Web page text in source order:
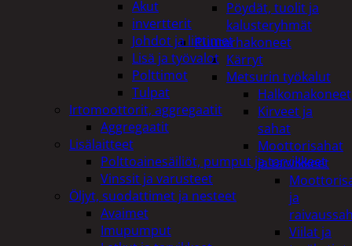
Pöydät, tuolit ja
kalusteryhmät
Puutarhakoneet
Kärryt
Metsurin työkalut
Halkomakoneet
Kirveet ja
sahat
Moottorisahat
ja tarvikkeet
ja
Viilat ja
Akut
invertterit
Johdot ja liittimet
Lisä ja työvalot
Polttimot
Tulpat
Irtomoottorit, aggregaatit
Aggregaatit
Lisälaitteet
Polttoainesäiliöt, pumput ja tarvikkeet
Vinssit ja varusteet
Öljyt, suodattimet ja nesteet
Avaimet
Imupumput